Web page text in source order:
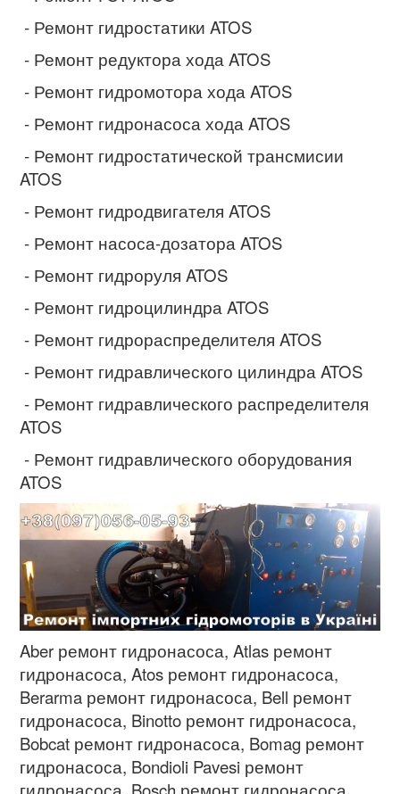
- Ремонт гидростатики ATOS
- Ремонт редуктора хода ATOS
- Ремонт гидромотора хода ATOS
- Ремонт гидронасоса хода ATOS
- Ремонт гидростатической трансмисии
ATOS
- Ремонт гидродвигателя ATOS
- Ремонт насоса-дозатора ATOS
- Ремонт гидроруля ATOS
- Ремонт гидроцилиндра ATOS
- Ремонт гидрораспределителя ATOS
- Ремонт гидравлического цилиндра ATOS
- Ремонт гидравлического распределителя
ATOS
- Ремонт гидравлического оборудования
ATOS
Aber ремонт гидронасоса, Atlas ремонт
гидронасоса, Atos ремонт гидронасоса,
Berarma ремонт гидронасоса, Bell ремонт
гидронасоса, Binotto ремонт гидронасоса,
Bobcat ремонт гидронасоса, Bomag ремонт
гидронасоса, Bondioli Pavesi ремонт